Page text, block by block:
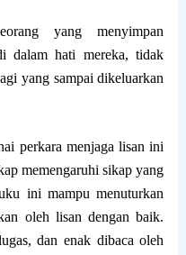
yang menyimpan
dalam hati mereka, tidak
yang sampai dikeluarkan
perkara menjaga lisan ini
memengaruhi sikap yang
ini mampu menuturkan
oleh lisan dengan baik.
dan enak dibaca oleh